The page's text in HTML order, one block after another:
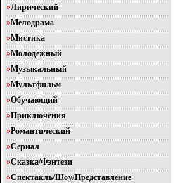
»Лирический
»Мелодрама
»Мистика
»Молодежный
»Музыкальный
»Мультфильм
»Обучающий
»Приключения
»Романтический
»Сериал
»Сказка/Фэнтези
»Спектакль/Шоу/Представление